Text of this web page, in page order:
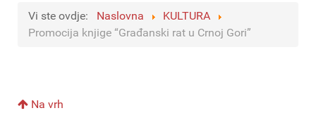
Vi ste ovdje: Naslovna
KULTURA
Promocija knjige “Građanski rat u Crnoj Gori”
Na vrh